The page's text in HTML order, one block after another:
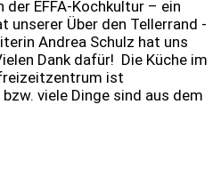
EFFA-Kochkultur – ein
unserer Über den Tellerrand -
Andrea Schulz hat uns
Dank dafür! Die Küche im
ist
viele Dinge sind aus dem